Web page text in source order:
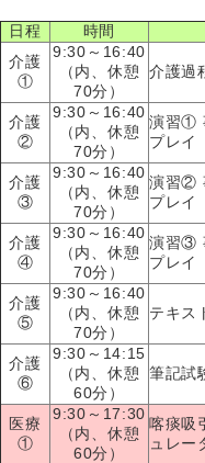
日程 時間
介護
①
9:30～16:40
（内、休憩
70分）
介護過
介護
②
9:30～16:40
（内、休憩
70分）
演習①
プレイ
介護
③
9:30～16:40
（内、休憩
70分）
演習②
プレイ
介護
④
9:30～16:40
（内、休憩
70分）
演習③
プレイ
介護
⑤
9:30～16:40
（内、休憩
70分）
テキス
介護
⑥
9:30～14:15
（内、休憩
60分）
筆記試
医療
①
9:30～17:30
（内、休憩
60分）
喀痰吸
ュレー